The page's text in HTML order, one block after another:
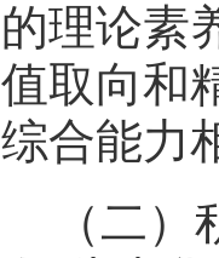
的理论素
值取向和
综合能力
（二